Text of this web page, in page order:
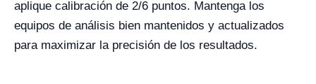
aplique calibración de 2/6 puntos. Mantenga los
equipos de análisis bien mantenidos y actualizados
para maximizar la precisión de los resultados.